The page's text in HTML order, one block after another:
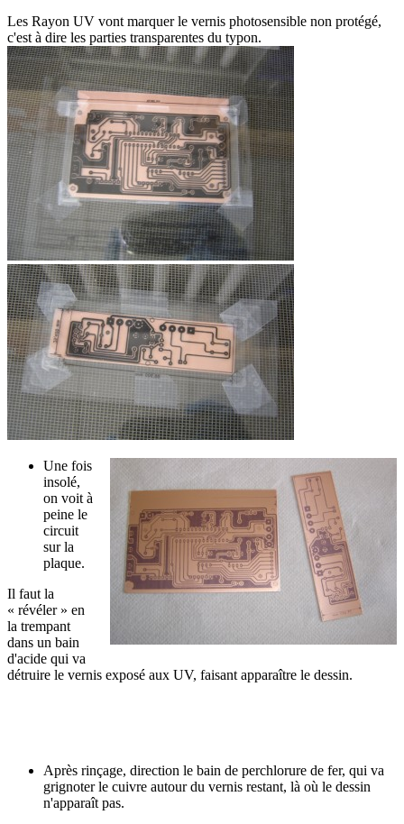
Les Rayon UV vont marquer le vernis photosensible non protégé,
c'est à dire les parties transparentes du typon.
Une fois
insolé,
on voit à
peine le
circuit
sur la
plaque.
Il faut la
« révéler » en
la trempant
dans un bain
d'acide qui va
détruire le vernis exposé aux UV, faisant apparaître le dessin.
Après rinçage, direction le bain de perchlorure de fer, qui va
grignoter le cuivre autour du vernis restant, là où le dessin
n'apparaît pas.